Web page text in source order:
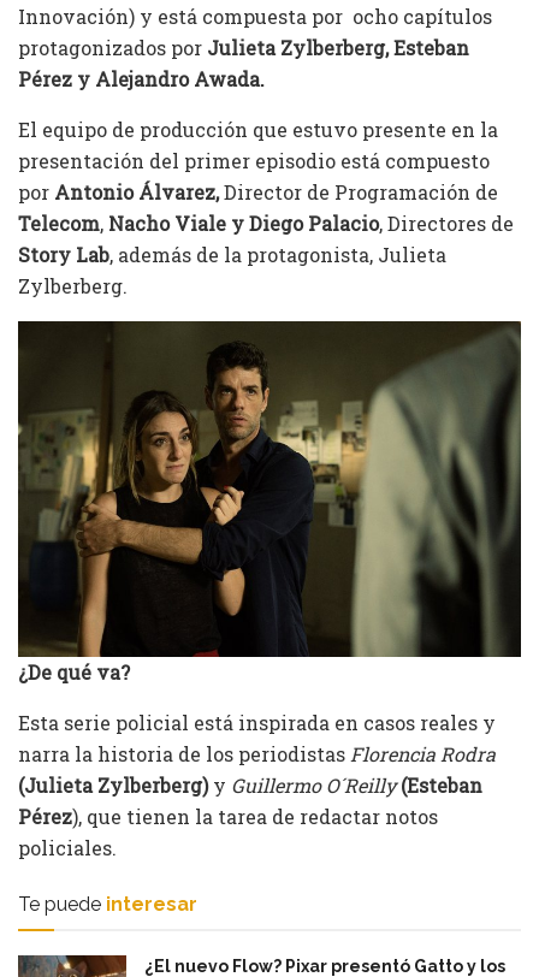
Innovación) y está compuesta por ocho capítulos
protagonizados por Julieta Zylberberg, Esteban
Pérez y Alejandro Awada.
El equipo de producción que estuvo presente en la
presentación del primer episodio está compuesto
por Antonio Álvarez,Director de Programación de
Telecom, Nacho Viale y Diego Palacio, Directores de
Story Lab, además de la protagonista, Julieta
Zylberberg.
¿De qué va?
Esta serie policial está inspirada en casos reales y
narra la historia de los periodistas Florencia Rodra
(Julieta Zylberberg)y Guillermo O´Reilly (Esteban
Pérez), que tienen la tarea de redactar notos
policiales.
Te puede interesar
¿El nuevo Flow? Pixar presentó Gatto y los